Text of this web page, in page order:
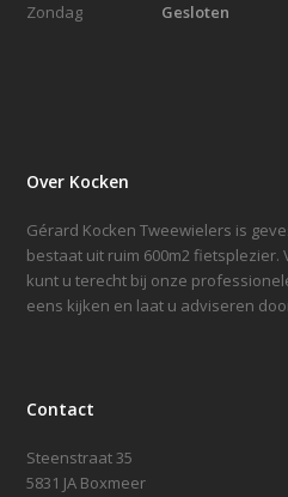
Zondag Gesloten
Over Kocken
Gérard Kocken Tweewielers is
bestaat uit ruim 600m2
kunt u terecht bij onze
eens kijken en laat u adviseren
Contact
Steenstraat 35
5831 JA Boxmeer